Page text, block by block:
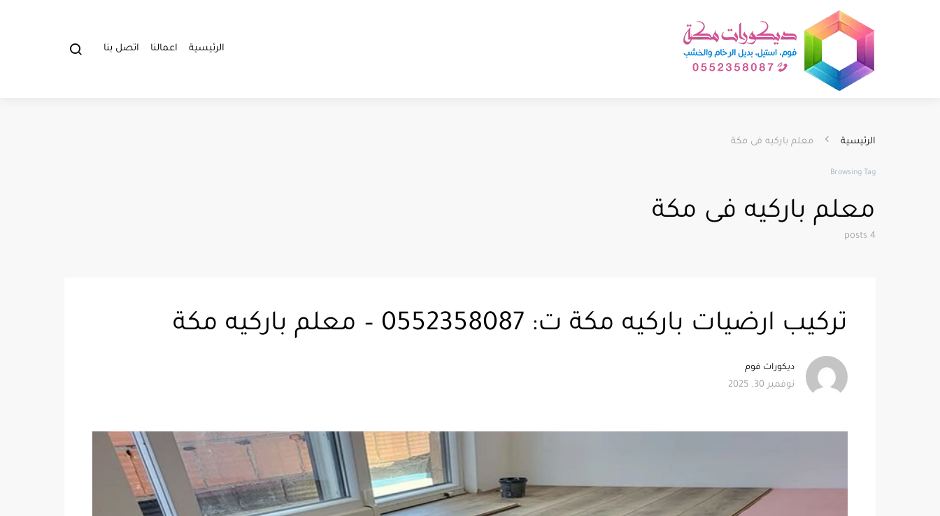
الرئيسية اعمالنا اتصل بنا
الرئيسية معلم باركيه فى مكة
Browsing Tag
معلم باركيه فى مكة
4 posts
تركيب ارضيات باركيه مكة ت: 0552358087 – معلم باركيه مكة
ديكورات فوم
نوفمبر 30, 2025